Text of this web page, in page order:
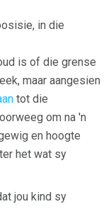
in die
is of die grense
maar aangesien
tot die
om na 'n
en hoogte
het wat sy
jou kind sy